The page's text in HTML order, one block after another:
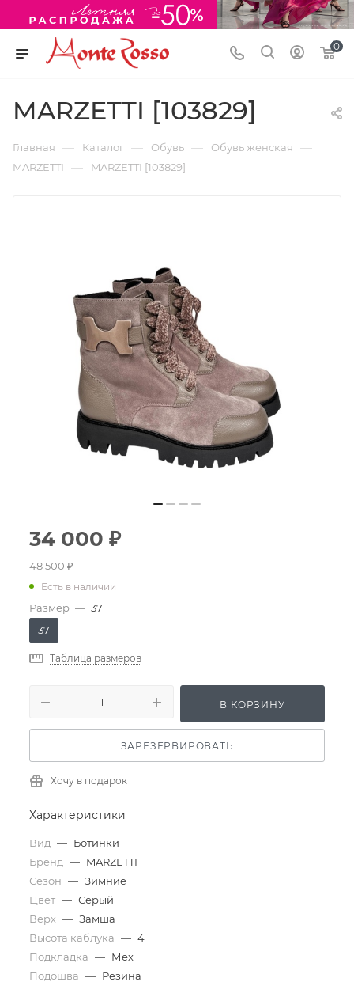
0
MARZETTI [103829]
Главная — Каталог — Обувь — Обувь женская —
MARZETTI — MARZETTI [103829]
34 000 ₽
48 500₽
Есть в наличии
Размер — 37
37
Таблица размеров
В КОРЗИНУ
ЗАРЕЗЕРВИРОВАТЬ
Хочу в подарок
Характеристики
Вид — Ботинки
Бренд — MARZETTI
Сезон — Зимние
Цвет — Серый
Верх — Замша
Высота каблука — 4
Подкладка — Мех
Подошва — Резина